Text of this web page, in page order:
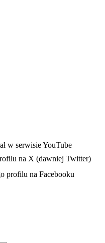
karcie
w serwisie YouTube
na X (dawniej Twitter)
karcie
profilu na Facebooku